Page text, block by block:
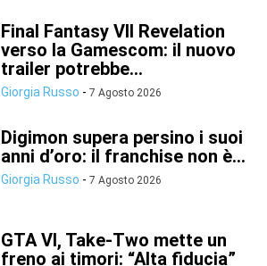
Final Fantasy VII Revelation
verso la Gamescom: il nuovo
trailer potrebbe...
Giorgia Russo - 7 Agosto 2026
Digimon supera persino i suoi
anni d’oro: il franchise non è...
Giorgia Russo - 7 Agosto 2026
GTA VI, Take-Two mette un
freno ai timori: “Alta fiducia”